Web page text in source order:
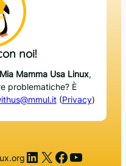
noi!
Mia Mamma Usa Linux,
problematiche? È
(Privacy)
LinkedIn
X Facebook